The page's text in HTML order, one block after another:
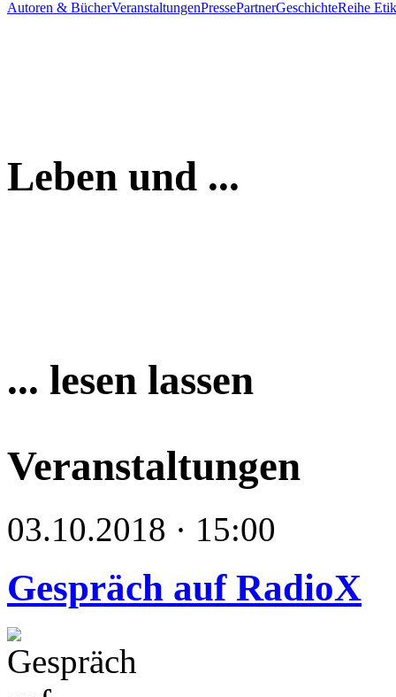
Autoren & BücherVeranstaltungenPressePartnerGeschichteReihe
Leben und ...
... lesen lassen
Veranstaltungen
03.10.2018 · 15:00
Gespräch auf RadioX